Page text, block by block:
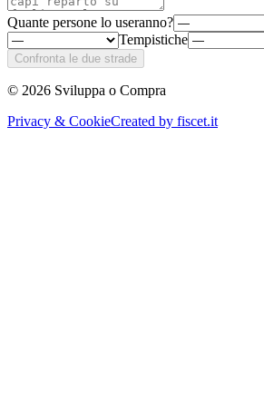
Quante persone lo useranno?
Tempistiche
Confronta le due strade
© 2026 Sviluppa o Compra
Privacy & CookieCreated by fiscet.it